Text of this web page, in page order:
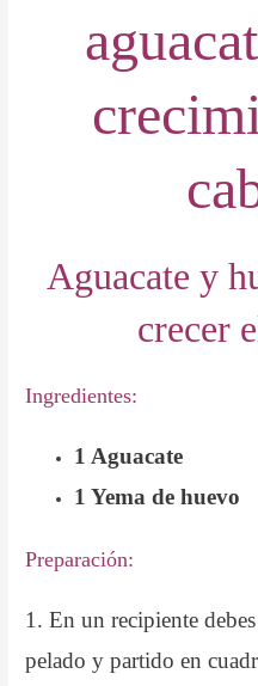
Aguacate y
crecer
Ingredientes:
1 Aguacate
1 Yema de huevo
Preparación:
1. En un recipiente
pelado y partido en